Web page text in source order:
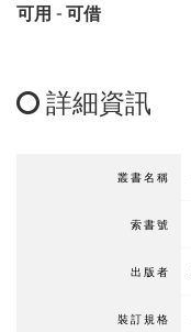
可用 - 可借
詳細資訊
叢書名稱
索書號
出版者
裝訂規格